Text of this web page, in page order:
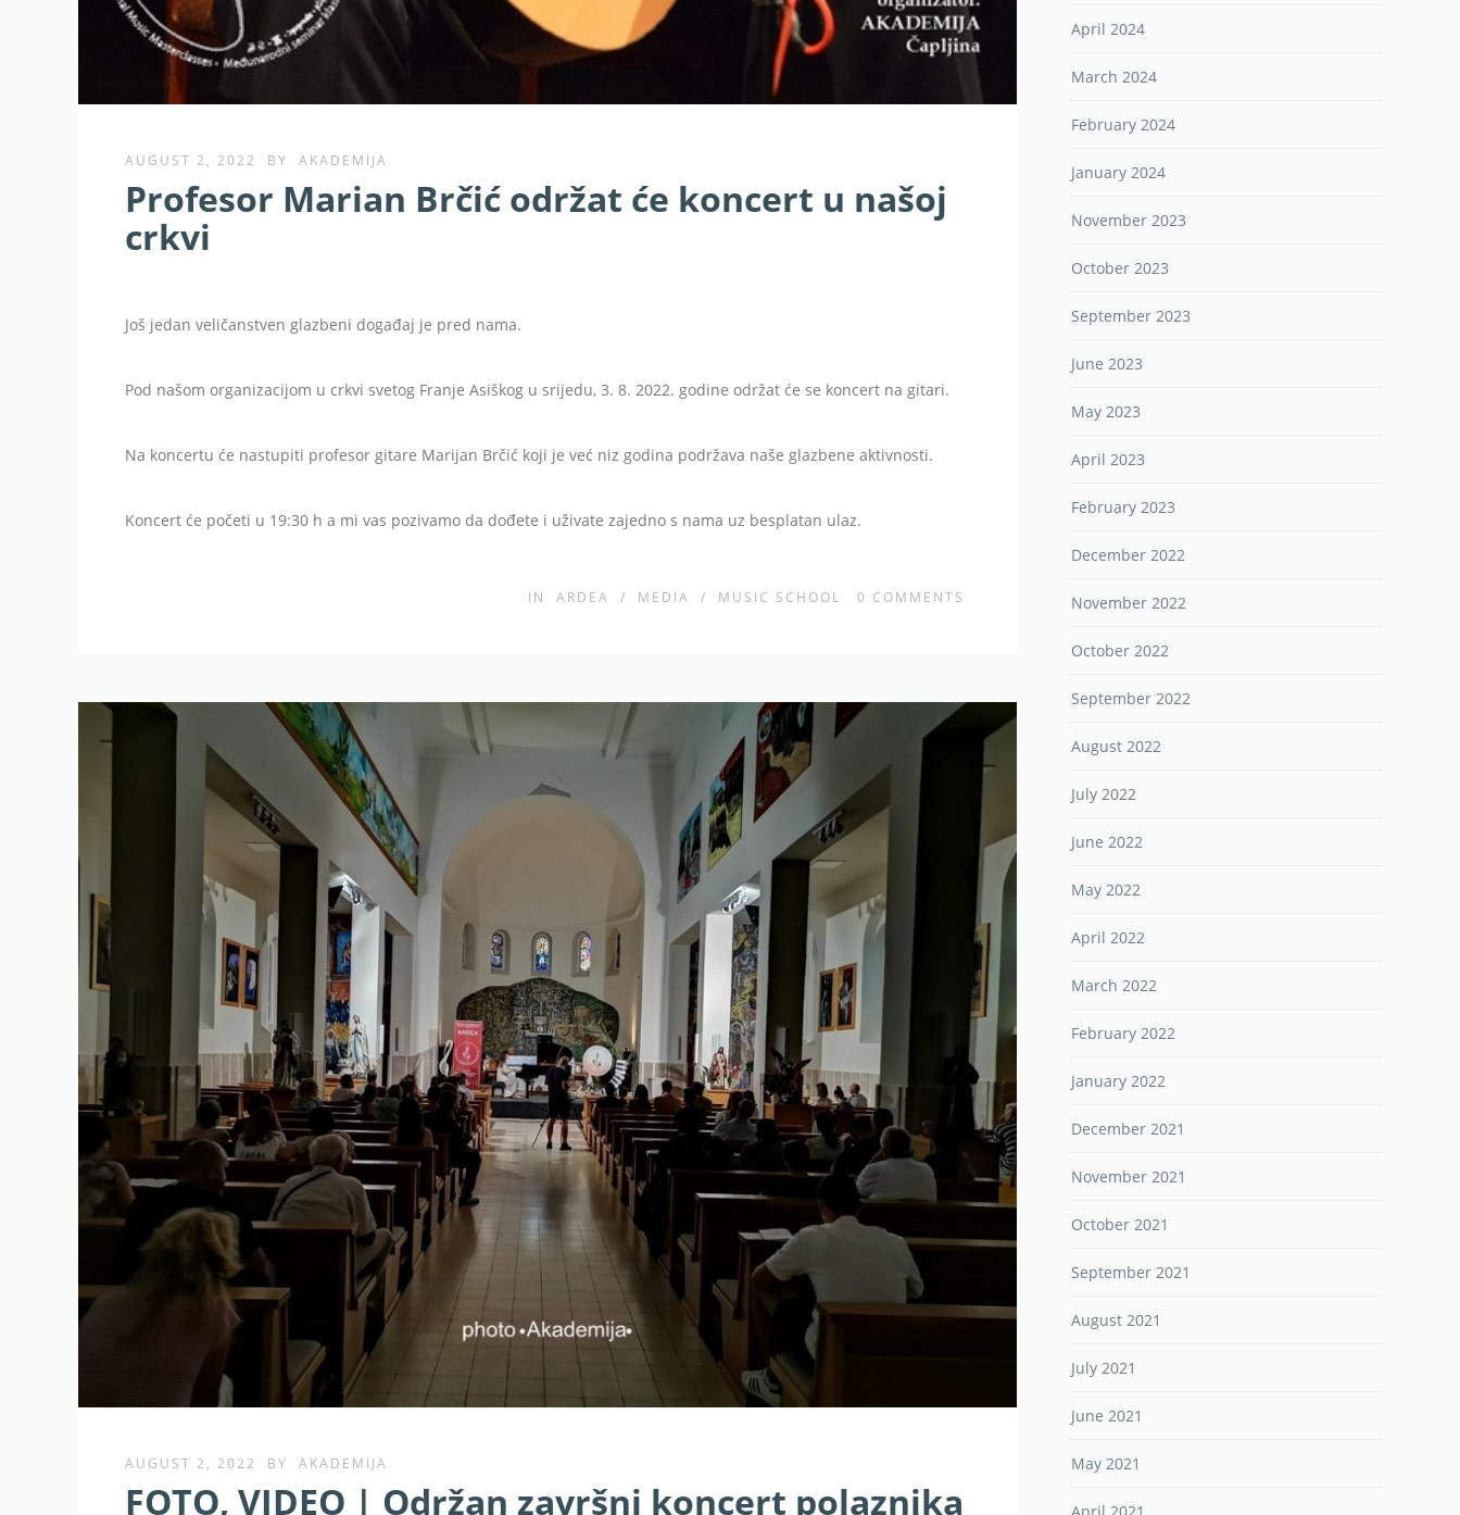
AUGUST 2, 2022 BY AKADEMIJA
Profesor Marian Brčić održat će koncert u našoj
crkvi
Još jedan veličanstven glazbeni događaj je pred nama.
Pod našom organizacijom u crkvi svetog Franje Asiškog u srijedu, 3. 8. 2022. godine održat će se koncert na gitari.
Na koncertu će nastupiti profesor gitare Marijan Brčić koji je već niz godina podržava naše glazbene aktivnosti.
Koncert će početi u 19:30 h a mi vas pozivamo da dođete i uživate zajedno s nama uz besplatan ulaz.
IN ARDEA / MEDIA / MUSIC SCHOOL 0 COMMENTS
AUGUST 2, 2022 BY AKADEMIJA
FOTO, VIDEO | Održan završni koncert polaznika
April 2024
March 2024
February 2024
January 2024
November 2023
October 2023
September 2023
June 2023
May 2023
April 2023
February 2023
December 2022
November 2022
October 2022
September 2022
August 2022
July 2022
June 2022
May 2022
April 2022
March 2022
February 2022
January 2022
December 2021
November 2021
October 2021
September 2021
August 2021
July 2021
June 2021
May 2021